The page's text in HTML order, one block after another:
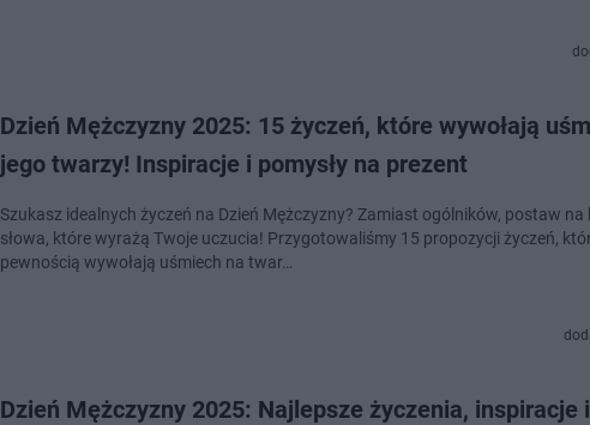
Dzień Mężczyzny 2025: 15 życzeń, które wywołają
jego twarzy! Inspiracje i pomysły na prezent
Szukasz idealnych życzeń na Dzień Mężczyzny? Zamiast ogólników, postaw na
słowa, które wyrażą Twoje uczucia! Przygotowaliśmy 15 propozycji życzeń,
pewnością wywołają uśmiech na twar…
Dzień Mężczyzny 2025: Najlepsze życzenia, inspiracje i